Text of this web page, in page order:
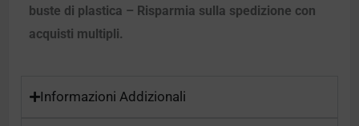
buste di plastica – Risparmia sulla spedizione con
acquisti multipli.
Informazioni Addizionali